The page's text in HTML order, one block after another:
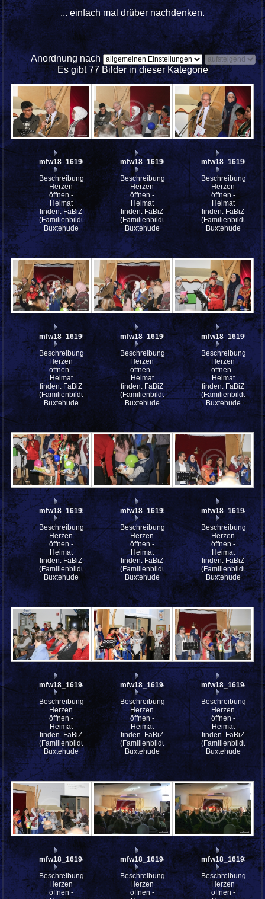
... einfach mal drüber nachdenken.
Anordnung nach
Es gibt 77 Bilder in dieser Kategorie
mfw18_161962
Beschreibung:
Herzen
öffnen -
Heimat
finden. FaBiZ
(Familienbildungszentrum)
Buxtehude
mfw18_161961
Beschreibung:
Herzen
öffnen -
Heimat
finden. FaBiZ
(Familienbildungszentrum)
Buxtehude
mfw18_161960
Beschreibung:
Herzen
öffnen -
Heimat
finden. FaBiZ
Buxtehude
mfw18_161958
Beschreibung:
Herzen
öffnen -
Heimat
finden. FaBiZ
(Familienbildungszentrum)
Buxtehude
mfw18_161957
Beschreibung:
Herzen
öffnen -
Heimat
finden. FaBiZ
(Familienbildungszentrum)
Buxtehude
mfw18_161956
Beschreibung:
Herzen
öffnen -
Heimat
finden. FaBiZ
Buxtehude
mfw18_161954
Beschreibung:
Herzen
öffnen -
Heimat
finden. FaBiZ
(Familienbildungszentrum)
Buxtehude
mfw18_161953
Beschreibung:
Herzen
öffnen -
Heimat
finden. FaBiZ
(Familienbildungszentrum)
Buxtehude
mfw18_161948
Beschreibung:
Herzen
öffnen -
Heimat
finden. FaBiZ
Buxtehude
mfw18_161947
Beschreibung:
Herzen
öffnen -
Heimat
finden. FaBiZ
(Familienbildungszentrum)
Buxtehude
mfw18_161946
Beschreibung:
Herzen
öffnen -
Heimat
finden. FaBiZ
(Familienbildungszentrum)
Buxtehude
mfw18_161944
Beschreibung:
Herzen
öffnen -
Heimat
finden. FaBiZ
Buxtehude
mfw18_161943
Beschreibung:
Herzen
öffnen -
mfw18_161941
Beschreibung:
Herzen
öffnen -
mfw18_161939
Beschreibung:
Herzen
öffnen -